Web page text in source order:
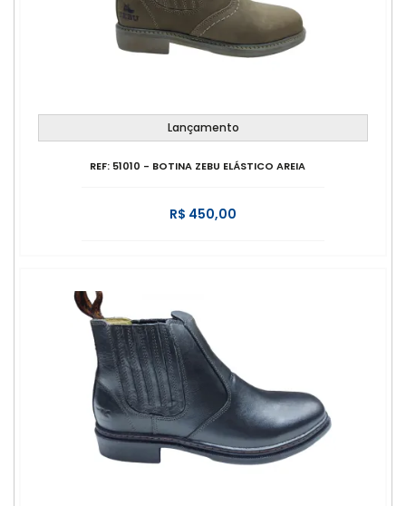
Lançamento
REF: 51010 - BOTINA ZEBU ELÁSTICO AREIA
R$ 450,00